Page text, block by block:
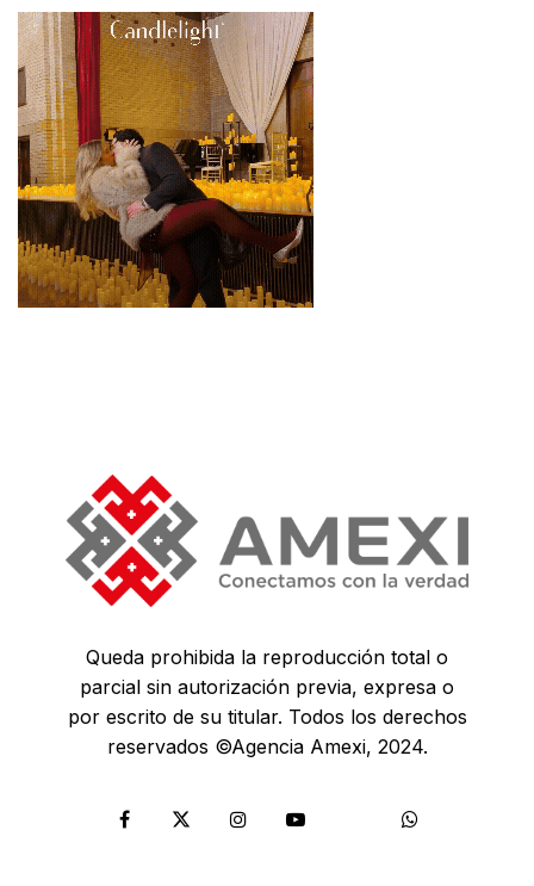
Queda prohibida la reproducción total o
parcial sin autorización previa, expresa o
por escrito de su titular. Todos los derechos
reservados ©Agencia Amexi, 2024.